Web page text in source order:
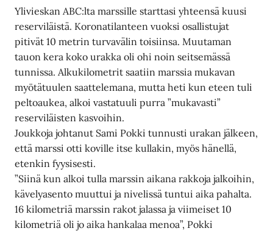
Ylivieskan ABC:lta marssille starttasi yhteensä kuusi
reserviläistä. Koronatilanteen vuoksi osallistujat
pitivät 10 metrin turvavälin toisiinsa. Muutaman
tauon kera koko urakka oli ohi noin seitsemässä
tunnissa. Alkukilometrit saatiin marssia mukavan
myötätuulen saattelemana, mutta heti kun eteen tuli
peltoaukea, alkoi vastatuuli purra ”mukavasti”
reserviläisten kasvoihin.
Joukkoja johtanut Sami Pokki tunnusti urakan jälkeen,
että marssi otti koville itse kullakin, myös hänellä,
etenkin fyysisesti.
”Siinä kun alkoi tulla marssin aikana rakkoja jalkoihin,
kävelyasento muuttui ja nivelissä tuntui aika pahalta.
16 kilometriä marssin rakot jalassa ja viimeiset 10
kilometriä oli jo aika hankalaa menoa”, Pokki